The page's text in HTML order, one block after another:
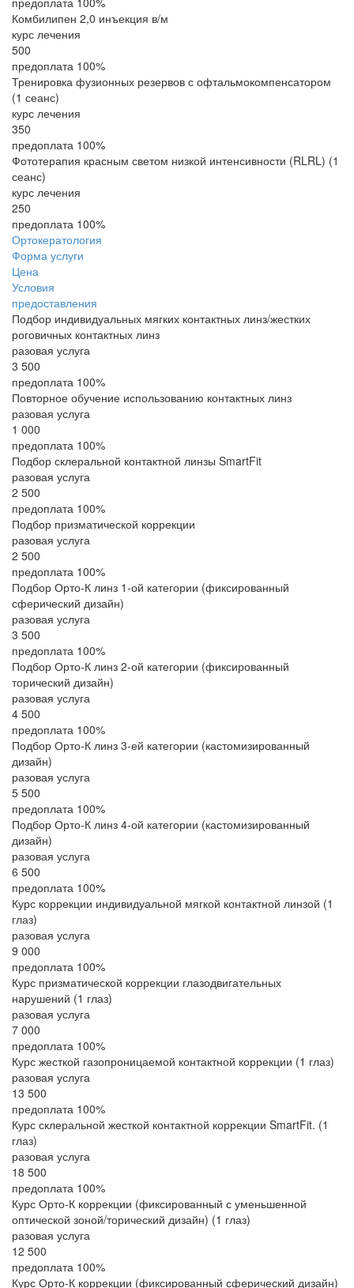
Комбилипен 2,0 инъекция в/м
курс лечения
500
предоплата 100%
Тренировка фузионных резервов с офтальмокомпенсатором
(1 сеанс)
курс лечения
350
предоплата 100%
Фототерапия красным светом низкой интенсивности (RLRL) (1
сеанс)
курс лечения
250
предоплата 100%
Ортокератология
Форма услуги
Цена
Условия
предоставления
Подбор индивидуальных мягких контактных линз/жестких
роговичных контактных линз
разовая услуга
3 500
предоплата 100%
Повторное обучение использованию контактных линз
разовая услуга
1 000
предоплата 100%
Подбор склеральной контактной линзы SmartFit
разовая услуга
2 500
предоплата 100%
Подбор призматической коррекции
разовая услуга
2 500
предоплата 100%
Подбор Орто-К линз 1-ой категории (фиксированный
сферический дизайн)
разовая услуга
3 500
предоплата 100%
Подбор Орто-К линз 2-ой категории (фиксированный
торический дизайн)
разовая услуга
4 500
предоплата 100%
Подбор Орто-К линз 3-ей категории (кастомизированный
дизайн)
разовая услуга
5 500
предоплата 100%
Подбор Орто-К линз 4-ой категории (кастомизированный
дизайн)
разовая услуга
6 500
предоплата 100%
Курс коррекции индивидуальной мягкой контактной линзой (1
глаз)
разовая услуга
9 000
предоплата 100%
Курс призматической коррекции глазодвигательных
нарушений (1 глаз)
разовая услуга
7 000
предоплата 100%
Курс жесткой газопроницаемой контактной коррекции (1 глаз)
разовая услуга
13 500
предоплата 100%
Курс склеральной жесткой контактной коррекции SmartFit. (1
глаз)
разовая услуга
18 500
предоплата 100%
Курс Орто-К коррекции (фиксированный с уменьшенной
оптической зоной/торический дизайн) (1 глаз)
разовая услуга
12 500
предоплата 100%
Курс Орто-К коррекции (фиксированный сферический дизайн)